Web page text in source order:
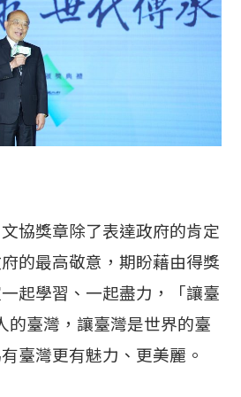
協獎章除了表達政府的肯定
的最高敬意，期盼藉由得獎
起學習、一起盡力，「讓臺
的臺灣，讓臺灣是世界的臺
臺灣更有魅力、更美麗。